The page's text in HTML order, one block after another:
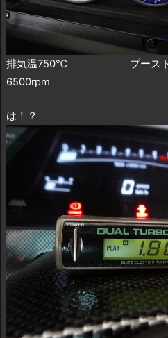
排気温750℃ ブー
6500rpm
は！？